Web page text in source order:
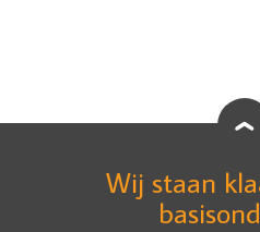
Wij staan